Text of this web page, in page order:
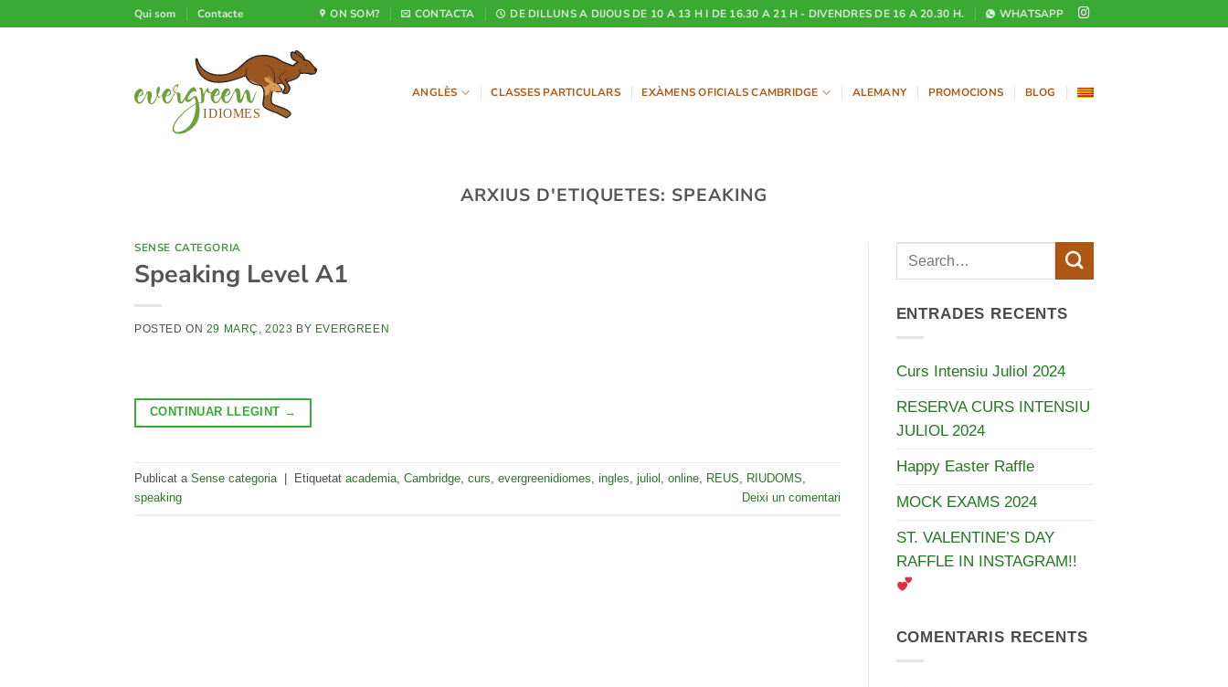
Qui som Contacte ON SOM? CONTACTA DE DILLUNS A DIJOUS DE 10 A 13 H I DE 16.30 A 21 H - DIVENDRES DE 16 A 20.30 H. WHATSAPP
ANGLÈS CLASSES PARTICULARS EXÀMENS OFICIALS CAMBRIDGE ALEMANY PROMOCIONS BLOG
ARXIUS D'ETIQUETES: SPEAKING
SENSE CATEGORIA
Speaking Level A1
POSTED ON 29 MARÇ, 2023 BY EVERGREEN
CONTINUAR LLEGINT →
Publicat a Sense categoria Etiquetat academia, Cambridge, curs, evergreenidiomes, ingles, juliol , online, REUS, RIUDOMS,
speaking
Deixi un comentari
ENTRADES RECENTS
Curs Intensiu Juliol 2024
RESERVA CURS INTENSIU
JULIOL 2024
Happy Easter Raffle
MOCK EXAMS 2024
ST. VALENTINE’S DAY
RAFFLE IN INSTAGRAM!!
COMENTARIS RECENTS